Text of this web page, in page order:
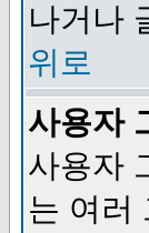
나거나
위로
사용자
사용자
는 여러